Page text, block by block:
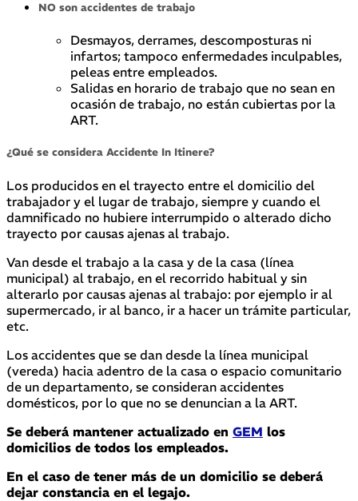
NO son accidentes de trabajo
Desmayos, derrames, descomposturas ni
infartos; tampoco enfermedades inculpables,
peleas entre empleados.
Salidas en horario de trabajo que no sean en
ocasión de trabajo, no están cubiertas por la
ART.
¿Qué se considera Accidente In Itinere?
Los producidos en el trayecto entre el domicilio del
trabajador y el lugar de trabajo, siempre y cuando el
damnificado no hubiere interrumpido o alterado dicho
trayecto por causas ajenas al trabajo.
Van desde el trabajo a la casa y de la casa (línea
municipal) al trabajo, en el recorrido habitual y sin
alterarlo por causas ajenas al trabajo: por ejemplo ir al
supermercado, ir al banco, ir a hacer un trámite particular,
etc.
Los accidentes que se dan desde la línea municipal
(vereda) hacia adentro de la casa o espacio comunitario
de un departamento, se consideran accidentes
domésticos, por lo que no se denuncian a la ART.
Se deberá mantener actualizado en GEM los
domicilios de todos los empleados.
En el caso de tener más de un domicilio se deberá
dejar constancia en el legajo.